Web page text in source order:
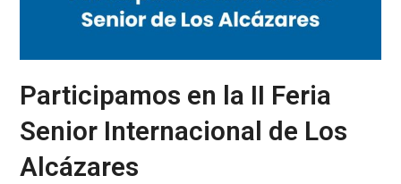
Participamos en la II Feria
Senior Internacional de Los
Alcázares